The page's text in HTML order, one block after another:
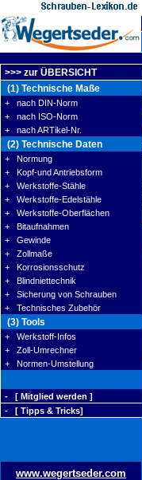
>>> zur ÜBERSICHT
(1) Technische Maße
+ nach DIN-Norm
+ nach ISO-Norm
+ nach ARTikel-Nr.
(2) Technische Daten
+ Normung
+ Kopf-und Antriebsform
+ Werkstoffe-Stähle
+ Werkstoffe-Edelstähle
+ Werkstoffe-Oberflächen
+ Bitaufnahmen
+ Gewinde
+ Zollmaße
+ Korrosionsschutz
+ Blindniettechnik
+ Sicherung von Schrauben
+ Technisches Zubehör
(3) Tools
+ Werkstoff-Infos
+ Zoll-Umrechner
+ Normen-Umstellung
- [ Mitglied werden ]
- [ Tipps & Tricks]
www.wegertseder.com